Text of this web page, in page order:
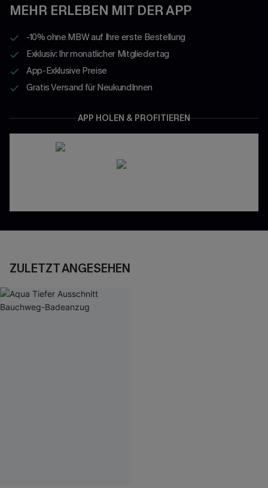
MEHR ERLEBEN MIT DER APP
-10% ohne MBW auf Ihre erste Bestellung
Exklusiv: Ihr monatlicher Mitgliedertag
App-Exklusive Preise
Gratis Versand für NeukundInnen
APP HOLEN & PROFITIEREN
ZULETZT ANGESEHEN